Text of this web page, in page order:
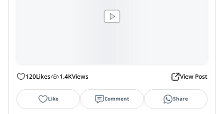
120Likes 1.4KViews View Post
Like Comment Share